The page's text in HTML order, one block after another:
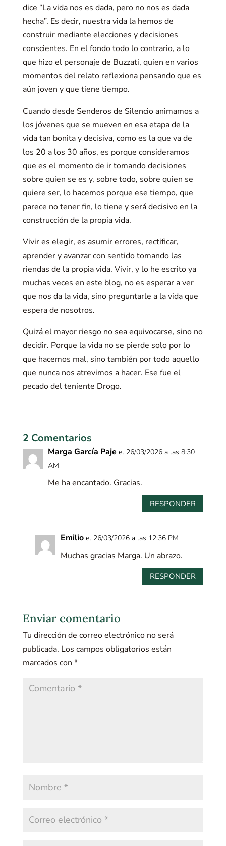
dice “La vida nos es dada, pero no nos es dada
hecha”. Es decir, nuestra vida la hemos de
construir mediante elecciones y decisiones
conscientes. En el fondo todo lo contrario, a lo
que hizo el personaje de Buzzati, quien en varios
momentos del relato reflexiona pensando que es
aún joven y que tiene tiempo.
Cuando desde Senderos de Silencio animamos a
los jóvenes que se mueven en esa etapa de la
vida tan bonita y decisiva, como es la que va de
los 20 a los 30 años, es porque consideramos
que es el momento de ir tomando decisiones
sobre quien se es y, sobre todo, sobre quien se
quiere ser, lo hacemos porque ese tiempo, que
parece no tener fin, lo tiene y será decisivo en la
construcción de la propia vida.
Vivir es elegir, es asumir errores, rectificar,
aprender y avanzar con sentido tomando las
riendas de la propia vida. Vivir, y lo he escrito ya
muchas veces en este blog, no es esperar a ver
que nos da la vida, sino preguntarle a la vida que
espera de nosotros.
Quizá el mayor riesgo no sea equivocarse, sino no
decidir. Porque la vida no se pierde solo por lo
que hacemos mal, sino también por todo aquello
que nunca nos atrevimos a hacer. Ese fue el
pecado del teniente Drogo.
2 Comentarios
Marga García Paje el 26/03/2026 a las 8:30
AM
Me ha encantado. Gracias.
RESPONDER
Emilio el 26/03/2026 a las 12:36 PM
Muchas gracias Marga. Un abrazo.
RESPONDER
Enviar comentario
Tu dirección de correo electrónico no será
publicada. Los campos obligatorios están
marcados con *